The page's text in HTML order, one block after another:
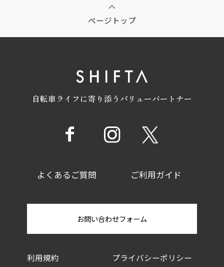
ページトップ
自転車ライフに寄り添うバリューパートナー
よくあるご質問 ご利用ガイド
利用規約 プライバシーポリシー
お問い合わせフォーム